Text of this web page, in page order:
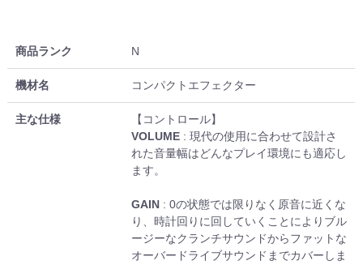
商品ランク N
機材名 コンパクトエフェクター
主な仕様
【コントロール】
VOLUME : 現代の使用に合わせて設計さ
れた音量幅はどんなプレイ環境にも適応し
ます。
GAIN : 0の状態では限りなく原音に近くな
り、時計回りに回していくことによりブル
ージーなクランチサウンドからファットな
オーバードライブサウンドまでカバーしま